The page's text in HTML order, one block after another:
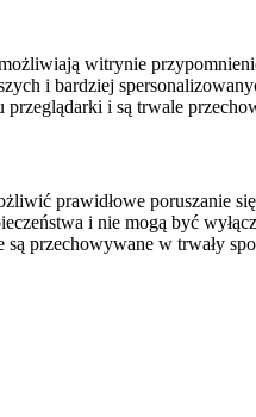
witrynie
i bardziej
przeglądarki i są trwale
prawidłowe poruszanie
i nie mogą być
przechowywane w trwały